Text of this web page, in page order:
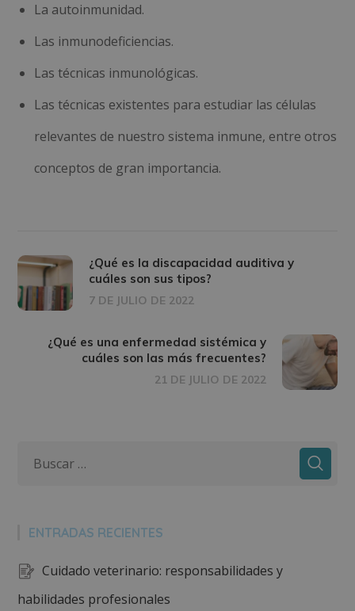
La autoinmunidad.
Las inmunodeficiencias.
Las técnicas inmunológicas.
Las técnicas existentes para estudiar las células
relevantes de nuestro sistema inmune, entre otros
conceptos de gran importancia.
¿Qué es la discapacidad auditiva y
cuáles son sus tipos?
7 DE JULIO DE 2022
¿Qué es una enfermedad sistémica y
cuáles son las más frecuentes?
21 DE JULIO DE 2022
ENTRADAS RECIENTES
Cuidado veterinario: responsabilidades y
habilidades profesionales